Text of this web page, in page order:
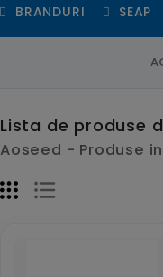
BRANDURI SEAP
Lista de produse
Aoseed - Produse